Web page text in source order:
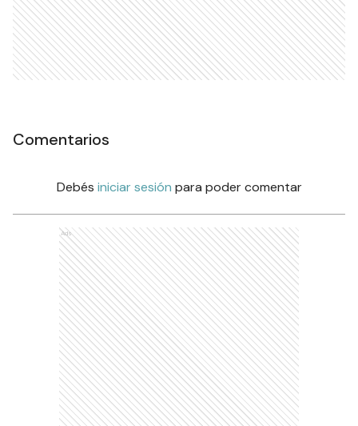
Comentarios
Debés iniciar sesión para poder comentar
Ads